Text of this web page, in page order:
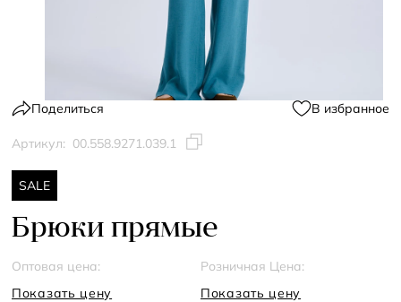
Поделиться В избранное
Артикул: 00.558.9271.039.1
SALE
Брюки прямые
Оптовая цена:
Показать цену
Розничная Цена:
Показать цену